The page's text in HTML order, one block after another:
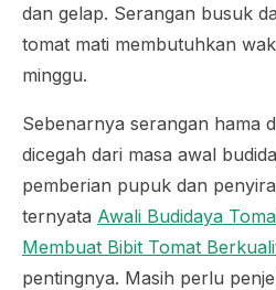
dan gelap. Serangan busuk
tomat mati membutuhkan
minggu.
Sebenarnya serangan hama
dicegah dari masa awal
pemberian pupuk dan
ternyata Awali Budidaya
Membuat Bibit Tomat
pentingnya. Masih perlu